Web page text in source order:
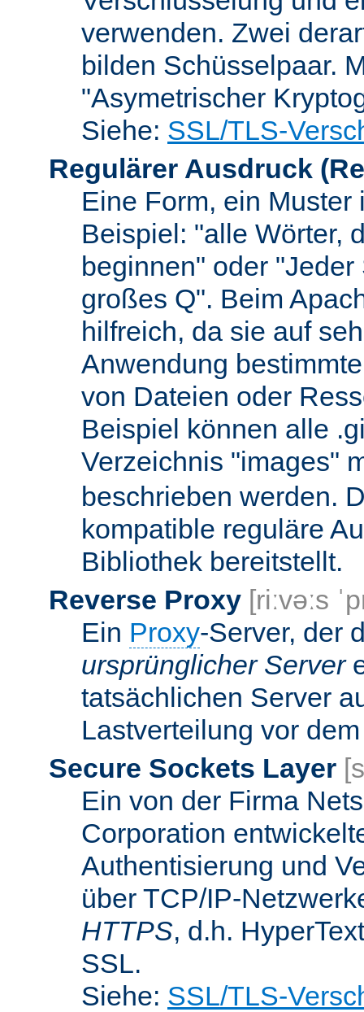
verwenden. Zwei
bilden Schüsselpaar.
"Asymetrischer
Siehe: SSL/TLS-
Regulärer Ausdruck
Eine Form, ein Muster
Beispiel: "alle Wörter,
beginnen" oder
großes Q". Beim
hilfreich, da sie auf
Anwendung
von Dateien oder
Beispiel können alle
Verzeichnis "images"
beschrieben werden.
kompatible reguläre
Bibliothek bereitstellt.
Reverse Proxy [riːvəːs
Ein Proxy-Server, der
ursprünglicher Server
tatsächlichen Server
Lastverteilung vor
Secure Sockets Layer
Ein von der Firma
Corporation
Authentisierung und
über TCP/IP-
HTTPS, d.h.
SSL.
Siehe: SSL/TLS-